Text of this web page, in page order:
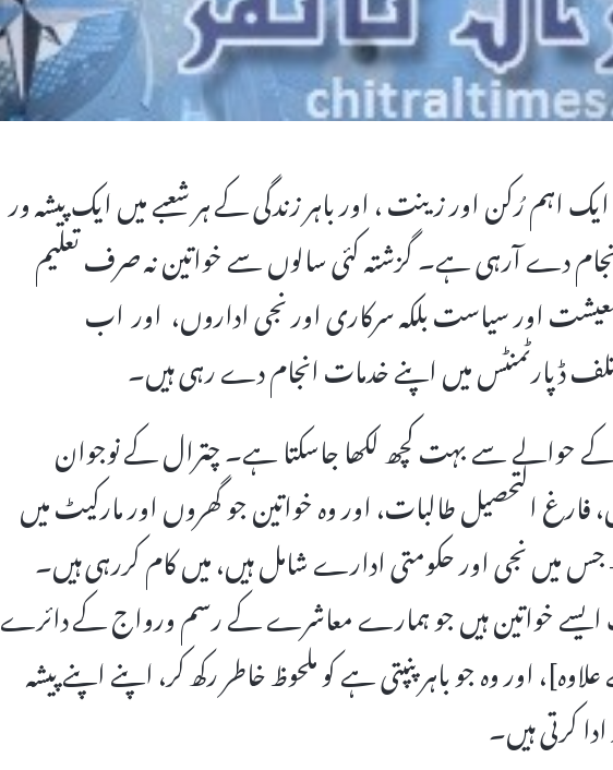
ایک اہم رُکن اور زینت ، اور باہر زندگی کے ہر شعبے میں ایک پیشہ ور
دے آرہی ہے۔ گزشتہ کئی سالوں سے خواتین نہ صرف تعلیم
اور سیاست بلکہ سرکاری اور نجی اداروں، اور اب
ڈپارٹمنٹس میں اپنے خدمات انجام دے رہی ہیں۔
کے حوالے سے بہت کچھ لکھا جاسکتا ہے۔ چترال کے نوجوان
فارغ التحصیل طالبات، اور وہ خواتین جو گھروں اور مارکیٹ میں
میں نجی اور حکومتی ادارے شامل ہیں، میں کام کررہی ہیں۔
ایسے خواتین ہیں جو ہمارے معاشرے کے رسم ورواج کے دائرے
اور وہ جو باہر پنپتی ہے کو ملحوظ خاطر رکھ کر، اپنے اپنے پیشہ
کرتی ہیں۔